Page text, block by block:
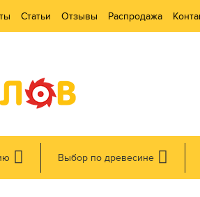
Статьи Отзывы Распродажа
Выбор по древесине